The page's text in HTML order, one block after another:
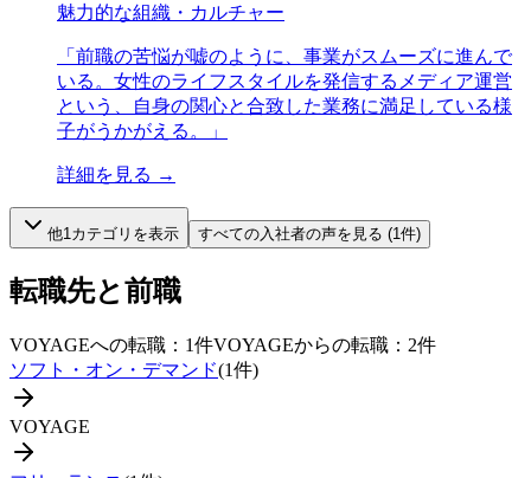
魅力的な組織・カルチャー
「 前職の苦悩が嘘のように、事業がスムーズに進んで
いる。女性のライフスタイルを発信するメディア運営
という、自身の関心と合致した業務に満足している様
子がうかがえる。
」
詳細を見る →
他1 カテゴリを表示 すべての 入社者の声を見る (1 件)
転職先と前職
VOYAGEへの転職： 1件VOYAGEからの転職： 2件
ソフト・オン・デマンド(1件)
VOYAGE